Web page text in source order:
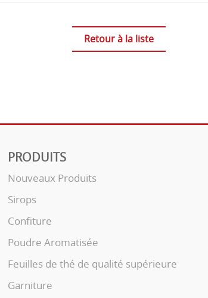
Retour à la liste
PRODUITS
Nouveaux Produits
Sirops
Confiture
Poudre Aromatisée
Feuilles de thé de qualité supérieure
Garniture